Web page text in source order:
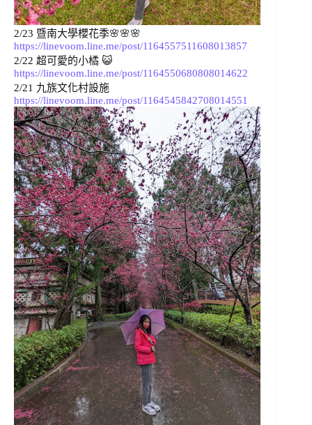
2/23
https://linevoom.line.me/post/1164557511608013857
2/22
https://linevoom.line.me/post/1164550680808014622
2/21 九族文化村設施
https://linevoom.line.me/post/1164545842708014551